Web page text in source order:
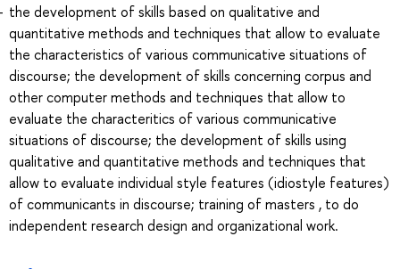
the development of skills based on qualitative and
quantitative methods and techniques that allow to evaluate
the characteristics of various communicative situations of
discourse; the development of skills concerning corpus and
other computer methods and techniques that allow to
evaluate the characteritics of various communicative
situations of discourse; the development of skills using
qualitative and quantitative methods and techniques that
allow to evaluate individual style features (idiostyle features)
of communicants in discourse; training of masters , to do
independent research design and organizational work.